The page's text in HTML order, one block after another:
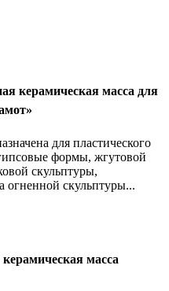
керамическая масса для
для пластического
формы, жгутовой
скульптуры,
огненной скульптуры...
масса